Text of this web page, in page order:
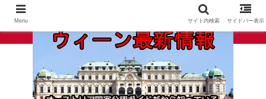
Menu サイト内検索 サイドバー表示